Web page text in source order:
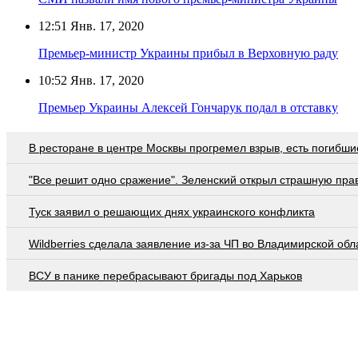
12:51 Янв. 17, 2020
Премьер-министр Украины прибыл в Верховную раду
10:52 Янв. 17, 2020
Премьер Украины Алексей Гончарук подал в отставку
В ресторане в центре Москвы прогремел взрыв, есть
"Все решит одно сражение". Зеленский открыл страшную
Туск заявил о решающих днях украинского конфликта
Wildberries cделала заявление из-за ЧП во Владимирской
ВСУ в панике перебрасывают бригады под Харьков